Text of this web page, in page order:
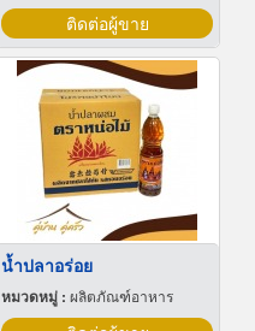
ติดต่อผู้ขาย
น้ำปลาอร่อย
หมวดหมู่ : ผลิตภัณฑ์อาหาร